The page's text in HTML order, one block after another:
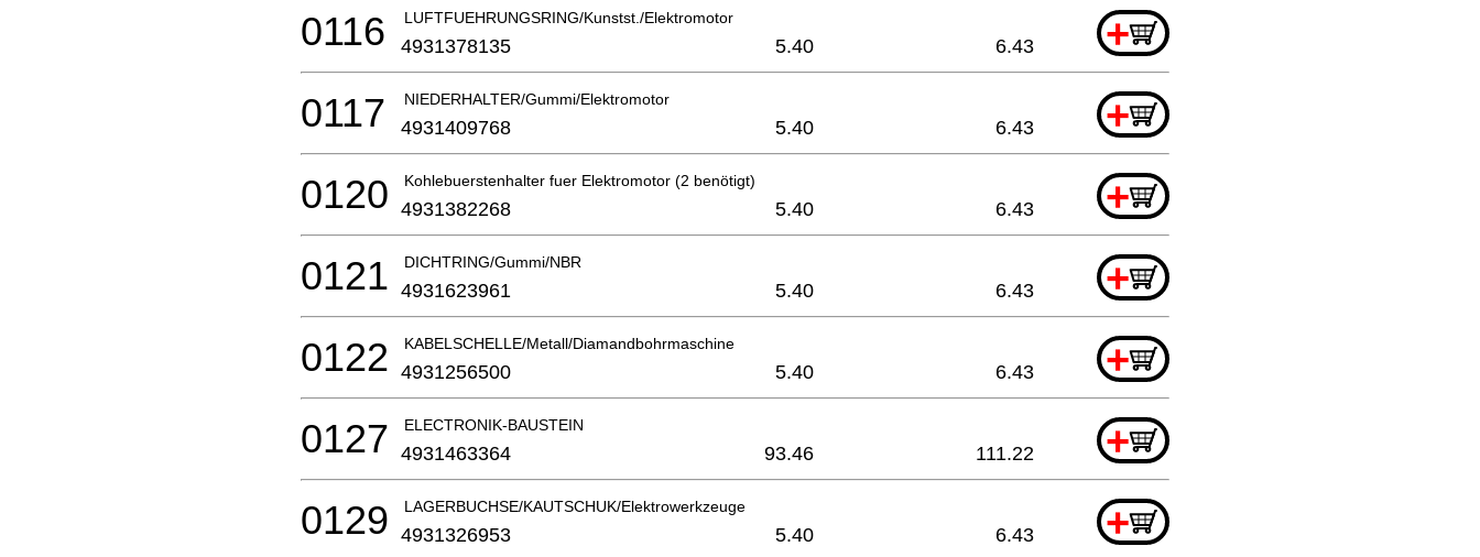
LUFTFUEHRUNGSRING/Kunstst./Elektromotor +
0116 4931378135 5.40 6.43
NIEDERHALTER/Gummi/Elektromotor +
0117 4931409768 5.40 6.43
Kohlebuerstenhalter fuer Elektromotor (2 benötigt) +
0120 4931382268 5.40 6.43
DICHTRING/Gummi/NBR +
0121 4931623961 5.40 6.43
KABELSCHELLE/Metall/Diamandbohrmaschine +
0122 4931256500 5.40 6.43
ELECTRONIK-BAUSTEIN +
0127 4931463364 93.46 111.22
LAGERBUCHSE/KAUTSCHUK/Elektrowerkzeuge +
0129 4931326953 5.40 6.43